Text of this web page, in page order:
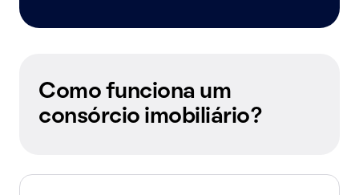
Como funciona um
consórcio imobiliário?